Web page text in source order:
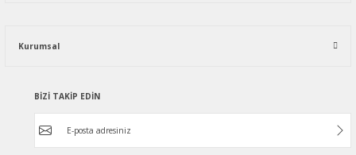
Kurumsal
BİZİ TAKİP EDİN